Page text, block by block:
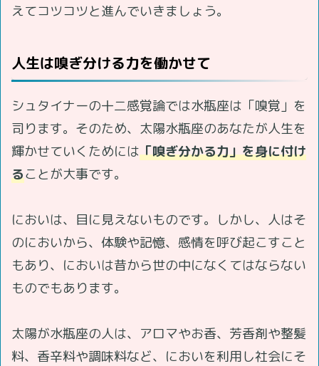
えてコツコツと進んでいきましょう。
人生は嗅ぎ分ける力を働かせて
シュタイナーの十二感覚論では水瓶座は「嗅覚」を
司ります。そのため、太陽水瓶座のあなたが人生を
輝かせていくためには「嗅ぎ分かる力」を身に付け
ることが大事です。
においは、目に見えないものです。しかし、人はそ
のにおいから、体験や記憶、感情を呼び起こすこと
もあり、においは昔から世の中になくてはならない
ものでもあります。
太陽が水瓶座の人は、アロマやお香、芳香剤や整髪
料、香辛料や調味料など、においを利用し社会にそ